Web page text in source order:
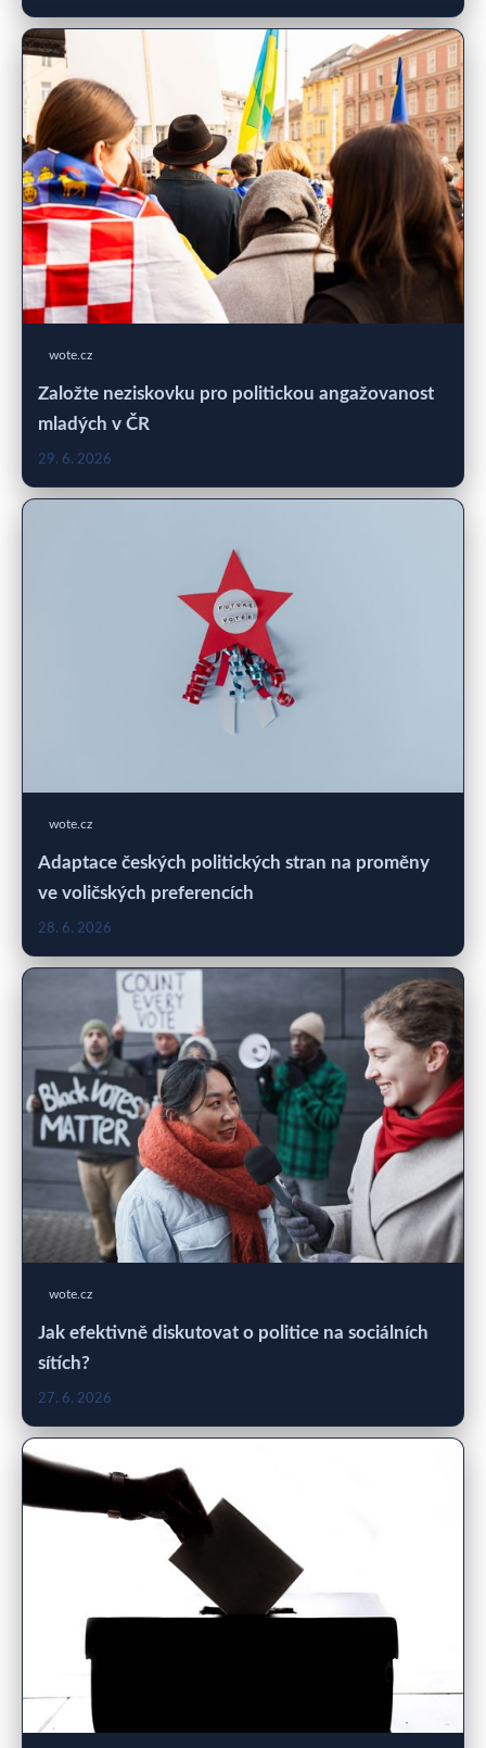
wote.cz
Založte neziskovku pro politickou angažovanost
mladých v ČR
29. 6. 2026
wote.cz
Adaptace českých politických stran na proměny
ve voličských preferencích
28. 6. 2026
wote.cz
Jak efektivně diskutovat o politice na sociálních
sítích?
27. 6. 2026